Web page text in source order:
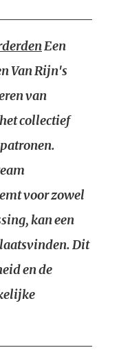
Een
Van Rijn's
van
collectief
voor zowel
kan een
Dit
en de